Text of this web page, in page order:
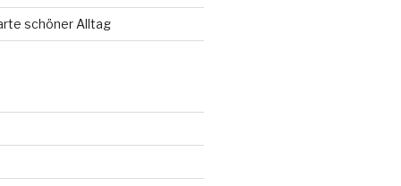
schöner Alltag